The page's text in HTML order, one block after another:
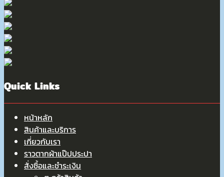
Quick Links
หน้าหลัก
สินค้าและบริการ
เกี่ยวกับเรา
ราวตากผ้าแป๊ปประปา
สั่งซื้อและชำระเงิน